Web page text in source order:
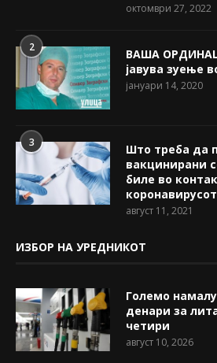
октомври 27, 2022
2
ВАША
јавува зуење
јануари 14, 2020
3
Што треба да
вакцинирани
биле во
август 11, 2021
ИЗБОР НА УРЕДНИКОТ
Големо
денари за
четири
август 10, 2026